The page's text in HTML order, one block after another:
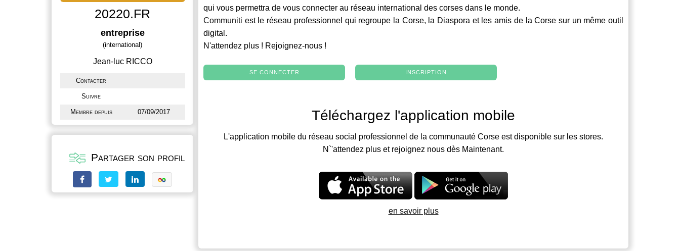
20220.FR
entreprise
(international)
Jean-luc RICCO
Contacter
Suivre
Membre depuis 07/09/2017
Partager son profil
qui vous permettra de vous connecter au réseau international des corses dans le monde.
Communiti est le réseau professionnel qui regroupe la Corse, la Diaspora et les amis de la Corse sur un même outil
digital.
N'attendez plus ! Rejoignez-nous !
SE CONNECTER INSCRIPTION
Téléchargez l'application mobile
L'application mobile du réseau social professionnel de la communauté Corse est disponible sur les stores.
N`'attendez plus et rejoignez nous dès Maintenant.
en savoir plus